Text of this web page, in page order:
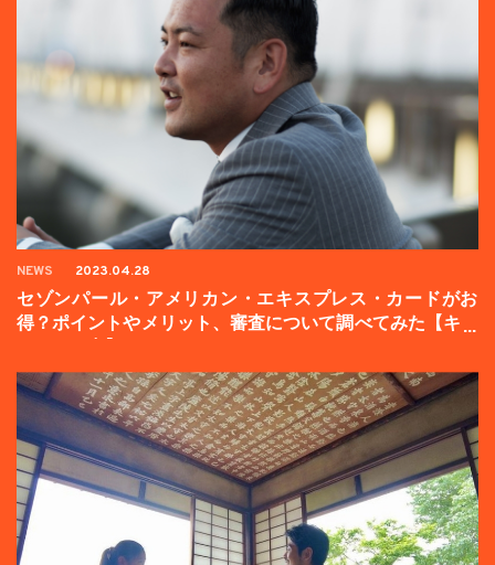
NEWS 2023.04.28
セゾンパール・アメリカン・エキスプレス・カードがお
得？ポイントやメリット、審査について調べてみた【キャ